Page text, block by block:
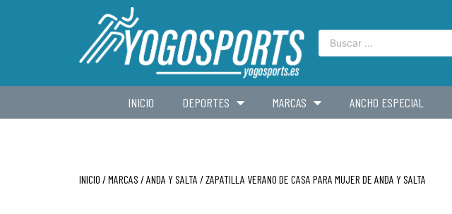
INICIO DEPORTES MARCAS ANCHO ESPECIAL
INICIO /MARCAS /ANDA Y SALTA / ZAPATILLA VERANO DE CASA PARA MUJER DE ANDA Y SALTA